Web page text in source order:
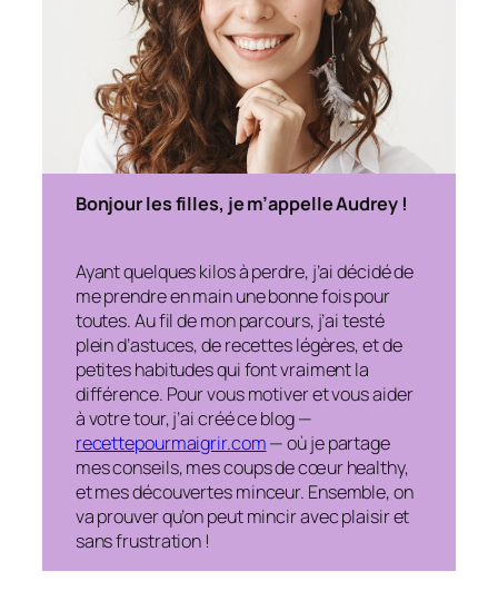
Bonjour les filles, je m’appelle Audrey !
Ayant quelques kilos à perdre, j’ai décidé de
me prendre en main une bonne fois pour
toutes. Au fil de mon parcours, j’ai testé
plein d’astuces, de recettes légères, et de
petites habitudes qui font vraiment la
différence. Pour vous motiver et vous aider
à votre tour, j’ai créé ce blog —
recettepourmaigrir.com— où je partage
mes conseils, mes coups de cœur healthy,
et mes découvertes minceur. Ensemble, on
va prouver qu’on peut mincir avec plaisir et
sans frustration !